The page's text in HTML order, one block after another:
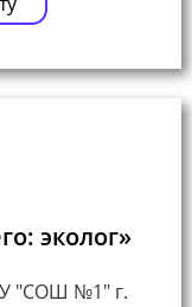
эколог»
"СОШ №1" г.